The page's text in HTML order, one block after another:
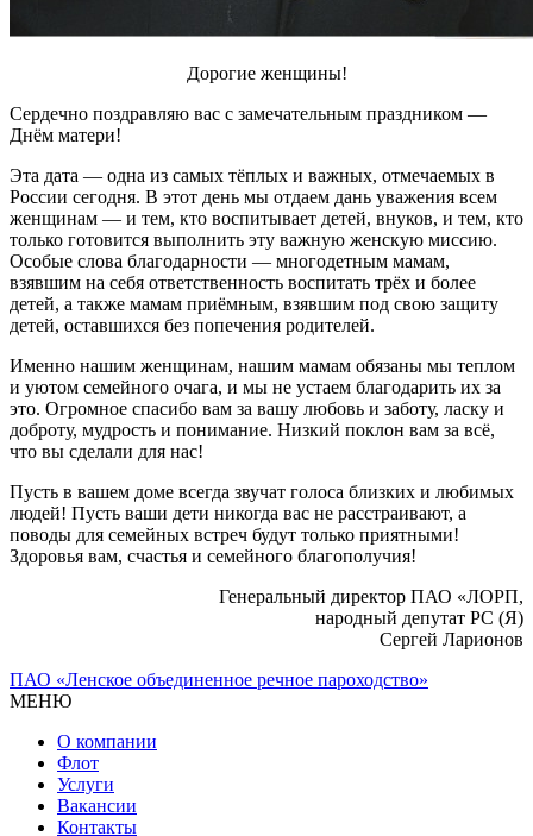
Дорогие женщины!
Сердечно поздравляю вас с замечательным праздником —
Днём матери!
Эта дата — одна из самых тёплых и важных, отмечаемых в
России сегодня. В этот день мы отдаем дань уважения всем
женщинам — и тем, кто воспитывает детей, внуков, и тем, кто
только готовится выполнить эту важную женскую миссию.
Особые слова благодарности — многодетным мамам,
взявшим на себя ответственность воспитать трёх и более
детей, а также мамам приёмным, взявшим под свою защиту
детей, оставшихся без попечения родителей.
Именно нашим женщинам, нашим мамам обязаны мы теплом
и уютом семейного очага, и мы не устаем благодарить их за
это. Огромное спасибо вам за вашу любовь и заботу, ласку и
доброту, мудрость и понимание. Низкий поклон вам за всё,
что вы сделали для нас!
Пусть в вашем доме всегда звучат голоса близких и любимых
людей! Пусть ваши дети никогда вас не расстраивают, а
поводы для семейных встреч будут только приятными!
Здоровья вам, счастья и семейного благополучия!
Генеральный директор ПАО «ЛОРП,
народный депутат РС (Я)
Сергей Ларионов
ПАО «Ленское объединенное речное пароходство»
МЕНЮ
О компании
Флот
Услуги
Вакансии
Контакты